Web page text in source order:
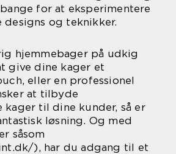
for at eksperimentere
og teknikker.
hjemmebager på udkig
give dine kager et
eller en professionel
at tilbyde
kager til dine kunder, så er
løsning. Og med
såsom
), har du adgang til et